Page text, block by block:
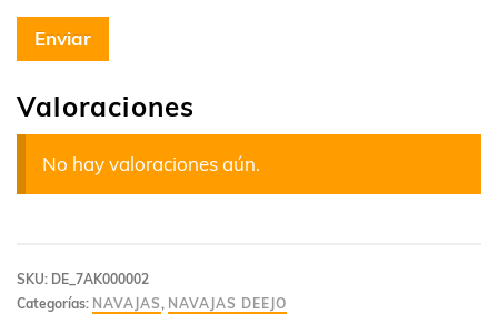
Valoraciones
No hay valoraciones aún.
SKU: DE_7AK000002
Categorías: NAVAJAS, NAVAJAS DEEJO